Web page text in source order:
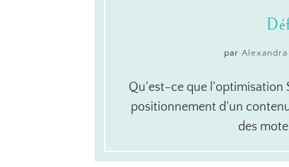
par Alexandra
Qu’est-ce que l’optimisation
positionnement d’un
des